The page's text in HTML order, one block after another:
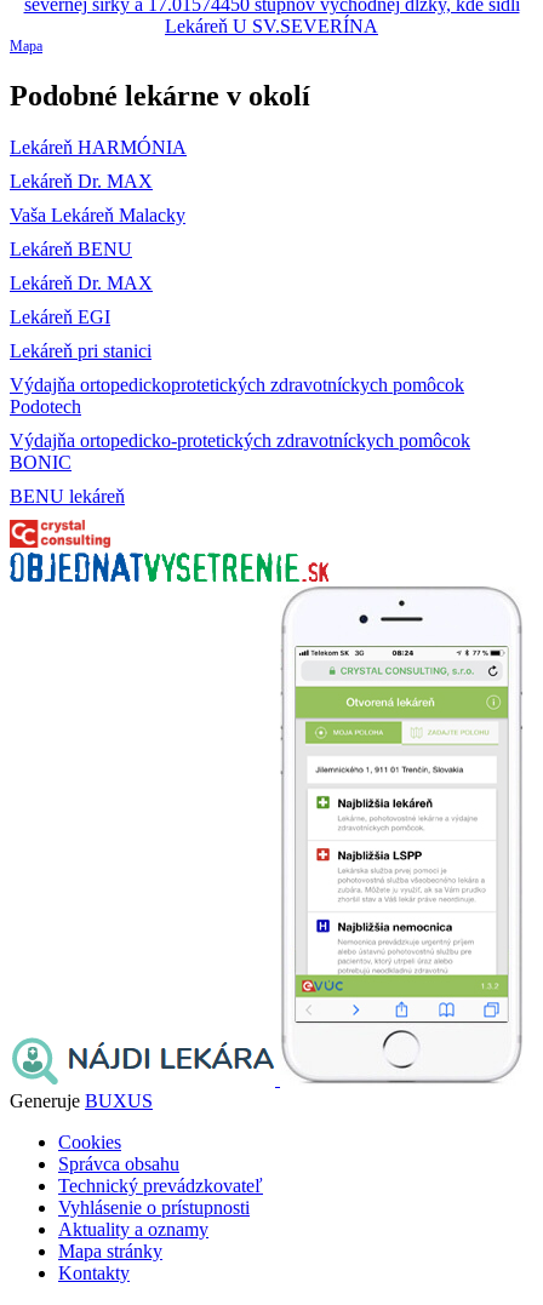
Mapa
Podobné lekárne v okolí
Lekáreň HARMÓNIA
Lekáreň Dr. MAX
Vaša Lekáreň Malacky
Lekáreň BENU
Lekáreň Dr. MAX
Lekáreň EGI
Lekáreň pri stanici
Výdajňa ortopedickoprotetických zdravotníckych pomôcok
Podotech
Výdajňa ortopedicko-protetických zdravotníckych pomôcok
BONIC
BENU lekáreň
Generuje BUXUS
Cookies
Správca obsahu
Technický prevádzkovateľ
Vyhlásenie o prístupnosti
Aktuality a oznamy
Mapa stránky
Kontakty